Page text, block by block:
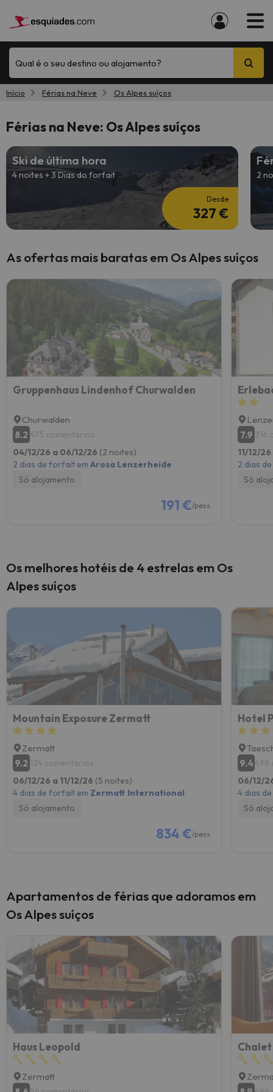
Qual é o seu destino ou alojamento?
Início Férias na Neve Os Alpes suíços
Férias na Neve: Os Alpes suíços
Ski de última hora
4 noites + 3 Dias do forfait
Desde
327 €
2
As ofertas mais baratas em Os Alpes suíços
Gruppenhaus Lindenhof Churwalden
Churwalden
8.2 475 comentários
04/12/26 a 06/12/26 (2 noites)
2 dias de forfait em Arosa Lenzerheide
Só alojamento
191 €/pess.
7.9 316
11/12/
2 dias
Só
Os melhores hotéis de 4 estrelas em Os
Alpes suíços
Mountain Exposure Zermatt
Zermatt
9.2 124 comentários
06/12/26 a 11/12/26 (5 noites)
4 dias de forfait em Zermatt International
Só alojamento
834 €/pess.
Hotel
9.4498
06/12/
4 dias
Só
Apartamentos de férias que adoramos em
Os Alpes suíços
Haus Leopold
Zermatt